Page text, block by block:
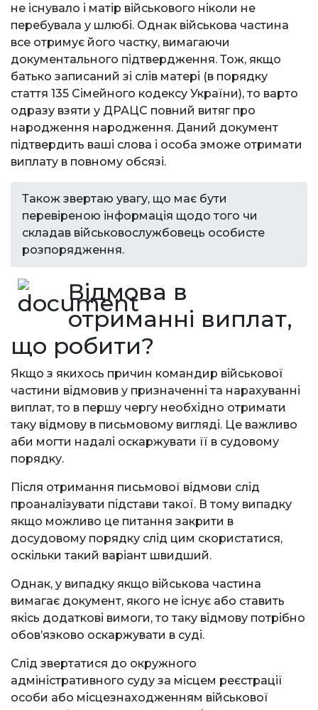
не існувало і матір військового ніколи не
перебувала у шлюбі. Однак військова частина
все отримує його частку, вимагаючи
документального підтвердження. Тож, якщо
батько записаний зі слів матері (в порядку
стаття 135 Сімейного кодексу України), то варто
одразу взяти у ДРАЦС повний витяг про
народження народження. Даний документ
підтвердить ваші слова і особа зможе отримати
виплату в повному обсязі.
Також звертаю увагу, що має бути
перевіреною інформація щодо того чи
складав військовослужбовець особисте
розпорядження.
Відмова в
отриманні виплат,
що робити?
Якщо з якихось причин командир військової
частини відмовив у призначенні та нарахуванні
виплат, то в першу чергу необхідно отримати
таку відмову в письмовому вигляді. Це важливо
аби могти надалі оскаржувати її в судовому
порядку.
Після отримання письмової відмови слід
проаналізувати підстави такої. В тому випадку
якщо можливо це питання закрити в
досудовому порядку слід цим скористатися,
оскільки такий варіант швидший.
Однак, у випадку якщо військова частина
вимагає документ, якого не існує або ставить
якісь додаткові вимоги, то таку відмову потрібно
обов’язково оскаржувати в суді.
Слід звертатися до окружного
адміністративного суду за місцем реєстрації
особи або місцезнаходженням військової